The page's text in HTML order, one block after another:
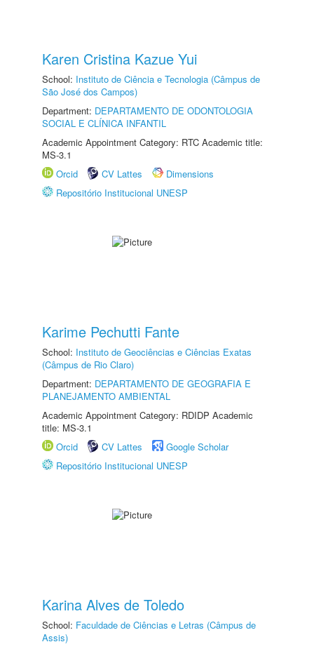
Karen Cristina Kazue Yui
School: Instituto de Ciência e Tecnologia (Câmpus de
São José dos Campos)
Department: DEPARTAMENTO DE ODONTOLOGIA
SOCIAL E CLÍNICA INFANTIL
Academic Appointment Category: RTC Academic title:
MS-3.1
Orcid
CV Lattes
Dimensions
Repositório Institucional UNESP
Karime Pechutti Fante
School: Instituto de Geociências e Ciências Exatas
(Câmpus de Rio Claro)
Department: DEPARTAMENTO DE GEOGRAFIA E
PLANEJAMENTO AMBIENTAL
Academic Appointment Category: RDIDP Academic
title: MS-3.1
Orcid
CV Lattes
Google Scholar
Repositório Institucional UNESP
Karina Alves de Toledo
School: Faculdade de Ciências e Letras (Câmpus de
Assis)